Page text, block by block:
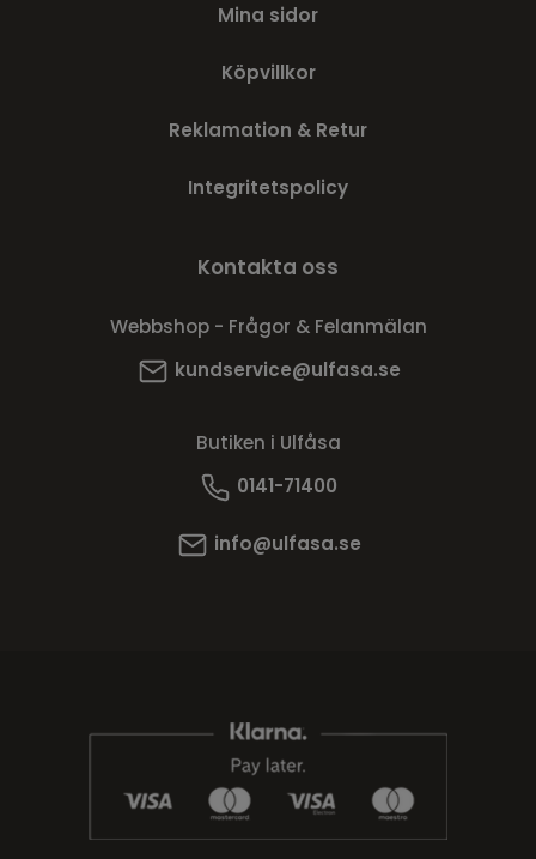
Mina sidor
Köpvillkor
Reklamation & Retur
Integritetspolicy
Kontakta oss
Webbshop - Frågor & Felanmälan
kundservice@ulfasa.se
Butiken i Ulfåsa
0141-71400
info@ulfasa.se